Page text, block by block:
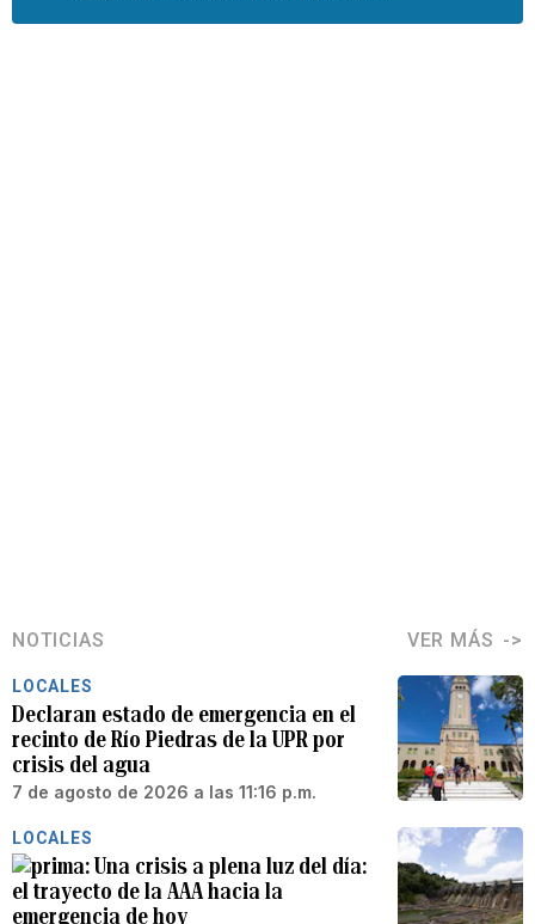
NOTICIAS VER MÁS
LOCALES
Declaran estado de emergencia en el
recinto de Río Piedras de la UPR por
crisis del agua
7 de agosto de 2026 a las 11:16 p.m.
LOCALES
Una crisis a plena luz del día:
el trayecto de la AAA hacia la
emergencia de hoy